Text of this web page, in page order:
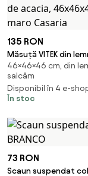
135 RON
Măsuță VITEK din
acacia,
Casaria
46×46×46 cm, din
salcâm
Disponibil în 4 e-
În stoc
73 RON
Scaun suspendat